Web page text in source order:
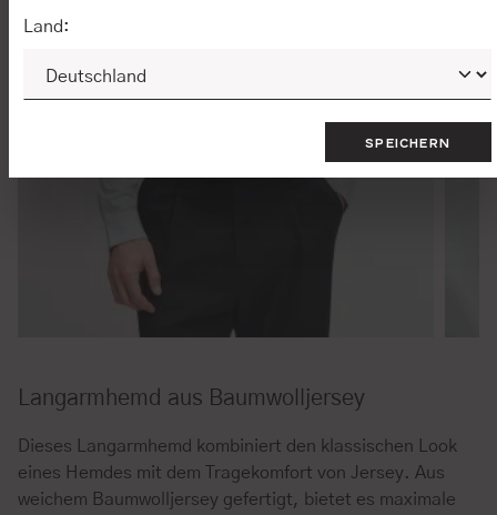
Langarmhemd aus Baumwolljersey
Dieses Langarmhemd kombiniert den klassischen Look
eines Hemdes mit dem Tragekomfort von Jersey. Aus
weichem Baumwolljersey gefertigt, bietet es maximale
Land:
SPEICHERN